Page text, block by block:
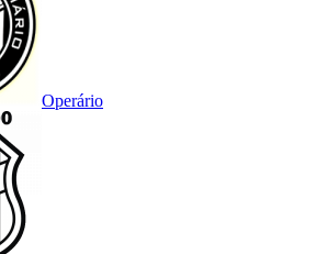
Operário